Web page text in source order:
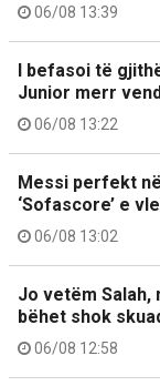
06/08 13:39
I befasoi të
Junior merr
06/08 13:22
Messi perfekt
‘Sofascore’ e
06/08 13:02
Jo vetëm
bëhet shok
06/08 12:58